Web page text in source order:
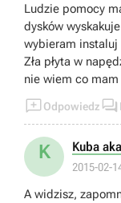
Ludzie pomocy
dysków
wybieram instaluj
Zła płyta w
nie wiem co
Odpowiedz 
K Kuba
2015-02-
A widzisz,